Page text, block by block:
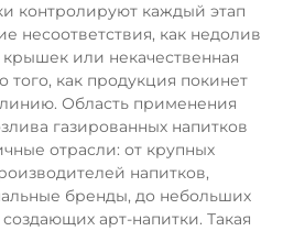
контролируют каждый этап
несоответствия, как недолив
крышек или некачественная
того, как продукция покинет
Область применения
газированных напитков
отрасли: от крупных
напитков,
бренды, до небольших
арт-напитки. Такая